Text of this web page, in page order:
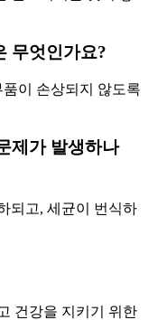
무엇인가요?
이 손상되지 않도록
제가 발생하나
되고, 세균이 번식하
건강을 지키기 위한